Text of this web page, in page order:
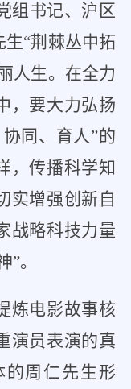
书记、沪区
“荆棘丛中拓
人生。在全力
，要大力弘扬
同、育人”的
，传播科学知
实增强创新自
战略科技力量
。
电影故事核
演员表演的真
周仁先生形